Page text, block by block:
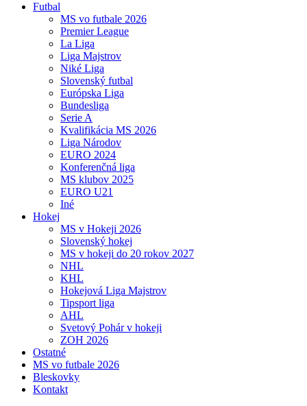
Futbal
MS vo futbale 2026
Premier League
La Liga
Liga Majstrov
Niké Liga
Slovenský futbal
Európska Liga
Bundesliga
Serie A
Kvalifikácia MS 2026
Liga Národov
EURO 2024
Konferenčná liga
MS klubov 2025
EURO U21
Iné
Hokej
MS v Hokeji 2026
Slovenský hokej
MS v hokeji do 20 rokov 2027
NHL
KHL
Hokejová Liga Majstrov
Tipsport liga
AHL
Svetový Pohár v hokeji
ZOH 2026
Ostatné
MS vo futbale 2026
Bleskovky
Kontakt